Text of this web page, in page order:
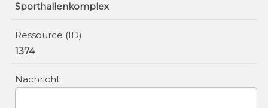
Sporthallenkomplex
Ressource (ID)
1374
Nachricht